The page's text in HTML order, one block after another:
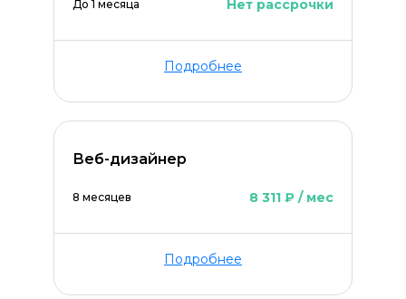
До 1 месяца Нет рассрочки
Подробнее
Веб-дизайнер
8 месяцев 8 311 ₽ / мес
Подробнее